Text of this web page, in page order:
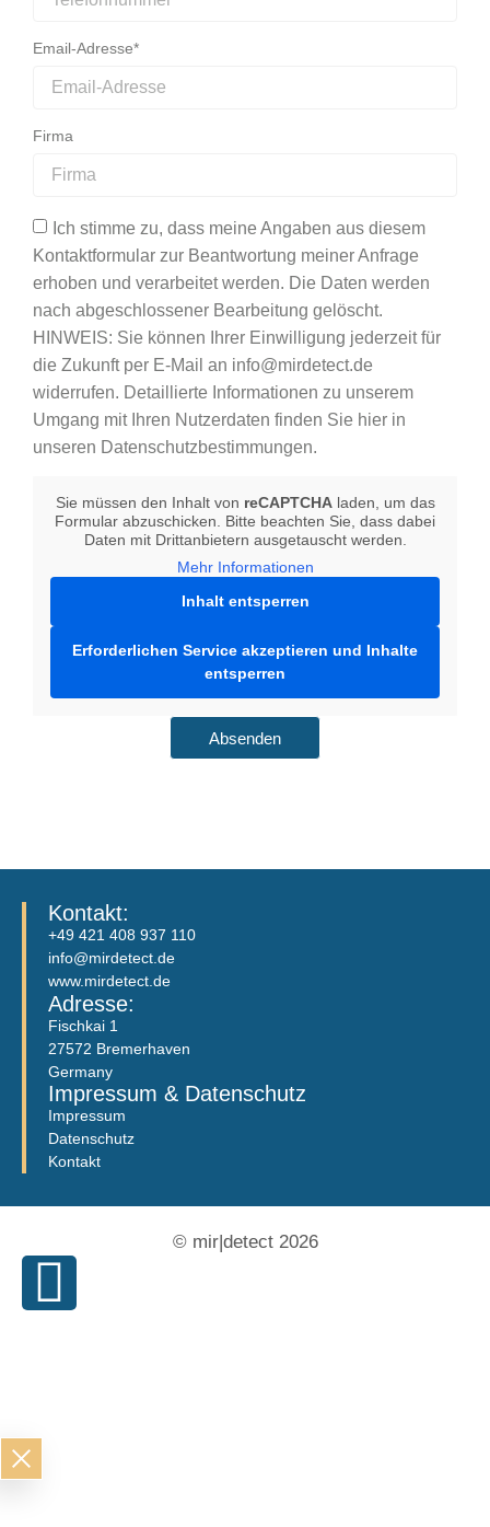
Email-Adresse*
Firma
Ich stimme zu, dass meine Angaben aus diesem
Kontaktformular zur Beantwortung meiner Anfrage
erhoben und verarbeitet werden. Die Daten werden
nach abgeschlossener Bearbeitung gelöscht.
HINWEIS: Sie können Ihrer Einwilligung jederzeit für
die Zukunft per E-Mail an info@mirdetect.de
widerrufen. Detaillierte Informationen zu unserem
Umgang mit Ihren Nutzerdaten finden Sie hier in
unseren Datenschutzbestimmungen.
Sie müssen den Inhalt von reCAPTCHAladen, um das
Formular abzuschicken. Bitte beachten Sie, dass dabei
Daten mit Drittanbietern ausgetauscht werden.
Mehr Informationen
Inhalt entsperren
Erforderlichen Service akzeptieren und Inhalte
entsperren
Absenden
Kontakt:
+49 421 408 937 110
info@mirdetect.de
www.mirdetect.de
Adresse:
Fischkai 1
27572 Bremerhaven
Germany
Impressum & Datenschutz
Impressum
Datenschutz
Kontakt
© mir|detect 2026